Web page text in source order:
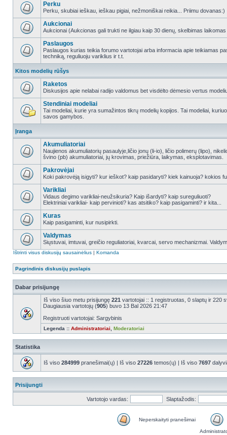
Perku
Perku, skubiai ieškau, ieškau pigiai, nežmoniškai reikia... Priimu dovanas:)
Aukcionai
Aukcionai (Aukcionas gali trukti ne ilgiau kaip 30 dienų, skelbimas
Paslaugos
Paslaugos kurias teikia forumo vartotojai arba informacia apie teikiamas
techniką, reguliuoju variklius ir t.t.
Kitos modelių rūšys
Raketos
Diskusijos apie nelabai radijo valdomus bet visdėlto dėmesio vertus
Stendiniai modeliai
Tai modeliai, kurie yra sumažintos tikrų modelių kopijos. Tai modeliai,
savos gamybos.
Įranga
Akumuliatoriai
Naujienos akumuliatorių pasaulyje,ličio jonų (li-io), ličio polimerų (lipo),
švino (pb) akumuliatoriai, jų krovimas, priežiūra, laikymas, eksplotavimas.
Pakrovėjai
Koki pakrovėją isigyti? kur ieškot? kaip pasidaryti? kiek kainuoja? kokios
Varikliai
Vidaus degimo varikliai-neužsikuria? Kaip išardyti? kaip sureguliuoti?
Elektriniai varikliai- kaip pervinioti? kas atsitiko? kaip pasigaminti? ir kita...
Kuras
Kaip pasigaminti, kur nusipirkti.
Valdymas
Siųstuvai, imtuvai, greičio reguliatoriai, kvarcai, servo mechanizmai.
Ištrinti visus diskusijų sausainėlius | Komanda
Pagrindinis diskusijų puslapis
Dabar prisijungę
Iš viso šiuo metu prisijungę 221 vartotojai :: 1 registruotas, 0 slaptų ir 220
Daugiausia vartotojų (905) buvo 13 Bal 2026 21:47
Registruoti vartotojai: Sargybinis
Legenda :: Administratoriai Moderatoriai
Statistika
Iš viso 284999 pranešimai(ų) | Iš viso 27226 temos(ų) | Iš viso 7697
Prisijungti
Vartotojo vardas: Slaptažodis:
Neperskaityti pranešimai